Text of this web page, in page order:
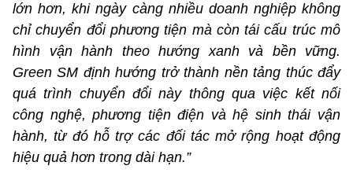
lớn hơn, khi ngày càng nhiều doanh nghiệp không
chỉ chuyển đổi phương tiện mà còn tái cấu trúc mô
hình vận hành theo hướng xanh và bền vững.
Green SM định hướng trở thành nền tảng thúc đẩy
quá trình chuyển đổi này thông qua việc kết nối
công nghệ, phương tiện điện và hệ sinh thái vận
hành, từ đó hỗ trợ các đối tác mở rộng hoạt động
hiệu quả hơn trong dài hạn.”